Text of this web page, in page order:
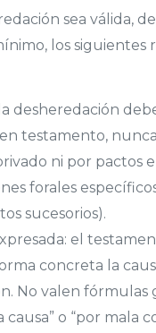
sea válida,
los siguientes
desheredación
testamento,
ni por pactos
forales
sucesorios).
el
concreta la
No valen fórmulas
causa” o “por mala